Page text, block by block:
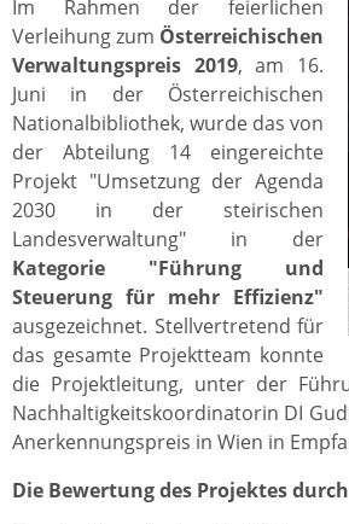
Im Rahmen der feierlichen
Verleihung zum Österreichischen
Verwaltungspreis 2019, am 16.
Juni in der Österreichischen
Nationalbibliothek, wurde das von
der Abteilung 14 eingereichte
Projekt "Umsetzung der Agenda
2030 in der steirischen
Landesverwaltung" in der
Kategorie "Führung und
Steuerung für mehr Effizienz"
ausgezeichnet. Stellvertretend für
das gesamte Projektteam konnte
die Projektleitung, unter der
Nachhaltigkeitskoordinatorin DI
Anerkennungspreis in Wien in
Die Bewertung des Projektes